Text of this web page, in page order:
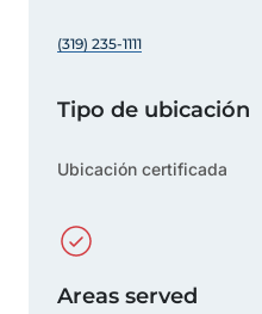
(319) 235-1111
Tipo de ubicación
Ubicación certificada
Areas served